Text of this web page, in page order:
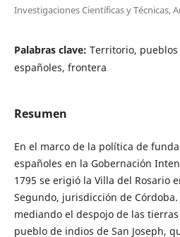
Investigaciones Científicas y Técnicas,
Palabras clave: Territorio,
españoles, frontera
Resumen
En el marco de la política de
españoles en la Gobernación
1795 se erigió la Villa del Rosario
Segundo, jurisdicción de
mediando el despojo de las
pueblo de indios de San Joseph,